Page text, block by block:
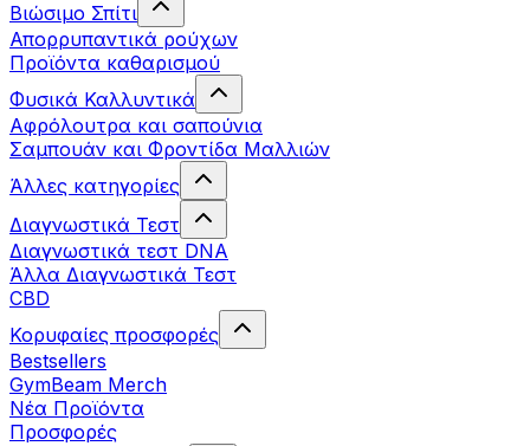
Βιώσιμο Σπίτι
Απορρυπαντικά ρούχων
Προϊόντα καθαρισμού
Φυσικά Καλλυντικά
Αφρόλουτρα και σαπούνια
Σαμπουάν και Φροντίδα Μαλλιών
Άλλες κατηγορίες
Διαγνωστικά Τεστ
Διαγνωστικά τεστ DNA
Άλλα Διαγνωστικά Τεστ
CBD
Κορυφαίες προσφορές
Bestsellers
GymBeam Merch
Νέα Προϊόντα
Προσφορές